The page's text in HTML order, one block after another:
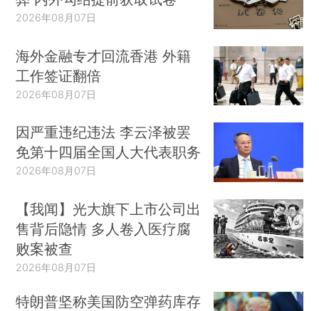
2026年08月07日
海外金融专才回流香港 外籍
工作签证翻倍
2026年08月07日
因严重违纪违法 李云泽被罢
免第十四届全国人大代表职务
2026年08月07日
【我闻】光大旗下上市公司出
售背后隐情 多人卷入医疗腐
败案被查
2026年08月07日
特朗普坚称美国防空弹药库存